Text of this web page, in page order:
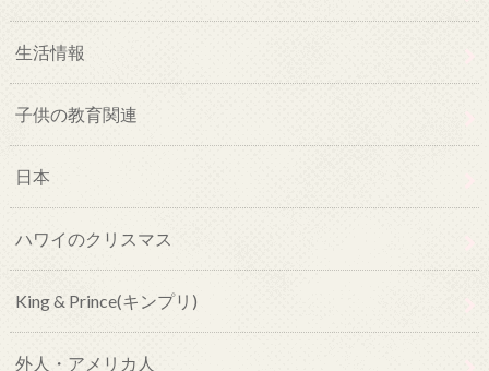
生活情報
子供の教育関連
日本
ハワイのクリスマス
King & Prince(キンプリ)
外人・アメリカ人